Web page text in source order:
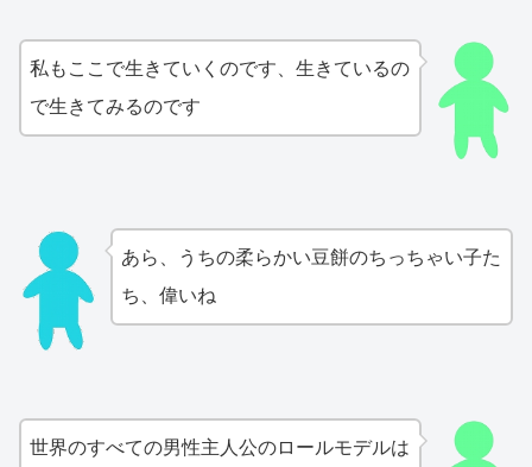
私もここで生きていくのです、生きているの
で生きてみるのです
あら、うちの柔らかい豆餅のちっちゃい子た
ち、偉いね
世界のすべての男性主人公のロールモデルは